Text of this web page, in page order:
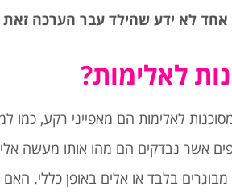
לאלימות?
לאלימות הם מאפייני רקע,
אשר נבדקים הם מהו אותו מעשה
בלבד או אלים באופן כללי.